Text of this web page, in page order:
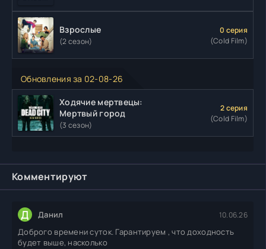
Взрослые
(2 сезон)
0 серия
(Cold Film)
Обновления за 02-08-26
Ходячие мертвецы:
Мертвый город
(3 сезон)
2 серия
(Cold Film)
Комментируют
Д Данил 10.06.26
Доброго времени суток. Гарантируем , что доходность
будет выше, насколько